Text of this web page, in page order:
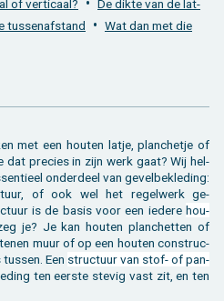
of ver­ti­caal?
De dikte van de lat­
tus­sen­af­stand • Wat dan met die
met een hou­ten latje, plan­che­tje of
dat pre­cies in zijn werk gaat? Wij hel­
on­der­deel van ge­vel­be­kle­ding:
of ook wel het re­gel­werk ge­
is de basis voor een ie­de­re hou­
je? Je kan hou­ten plan­chet­ten of
muur of op een hou­ten con­struc­
Een struc­tuur van stof- of pan­
ten eer­ste ste­vig vast zit, en ten